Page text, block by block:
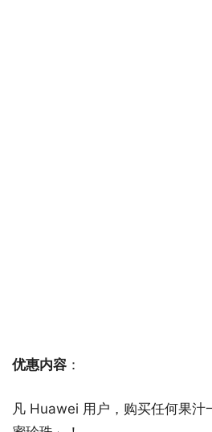
优惠内容 ：
凡 Huawei 用户，购买任何果汁